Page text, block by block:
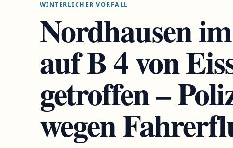
WINTERLICHER VORFALL
Nordhausen
auf B 4 von
getroffen –
wegen